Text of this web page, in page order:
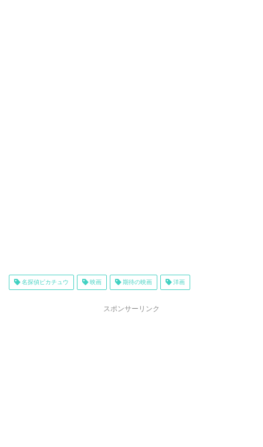
名探偵ピカチュウ 映画 期待の映画 洋画
スポンサーリンク